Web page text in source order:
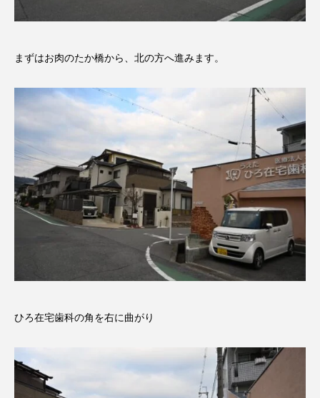
まずはお肉のたか橋から、北の方へ進みます。
ひろ在宅歯科の角を右に曲がり